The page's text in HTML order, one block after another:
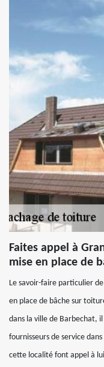
Faites appel à
mise en place de
Le savoir-faire particulier
en place de bâche sur
dans la ville de Barbechat,
fournisseurs de service
cette localité font appel à